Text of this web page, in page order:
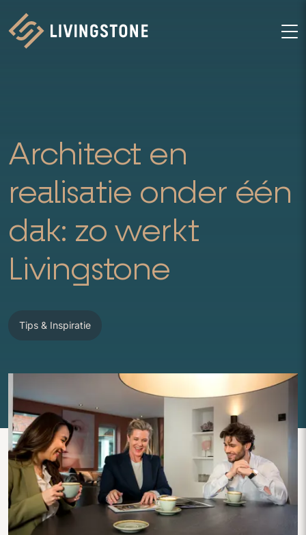
Homepage
Architect en
realisatie onder één
dak: zo werkt
Livingstone
Tips & Inspiratie